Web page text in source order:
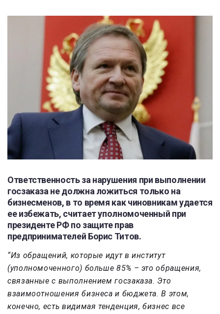
Ответственность за нарушения при выполнении
госзаказа не должна ложиться только на
бизнесменов, в то время как чиновникам удается
ее избежать, считает уполномоченный при
президенте РФ по защите прав
предпринимателей Борис Титов.
“Из обращений, которые идут в институт
(уполномоченного) больше 85% – это обращения,
связанные с выполнением госзаказа. Это
взаимоотношения бизнеса и бюджета. В этом,
конечно, есть видимая тенденция, бизнес все